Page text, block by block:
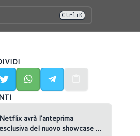
Ctrl+K
Netflix avrà l'anteprima
esclusiva del nuovo showcase di